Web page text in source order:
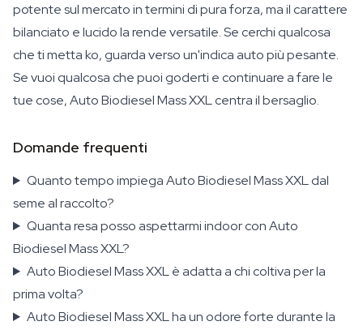
potente sul mercato in termini di pura forza, ma il carattere
bilanciato e lucido la rende versatile. Se cerchi qualcosa
che ti metta ko, guarda verso un'indica auto più pesante.
Se vuoi qualcosa che puoi goderti e continuare a fare le
tue cose, Auto Biodiesel Mass XXL centra il bersaglio.
Domande frequenti
Quanto tempo impiega Auto Biodiesel Mass XXL dal
seme al raccolto?
Quanta resa posso aspettarmi indoor con Auto
Biodiesel Mass XXL?
Auto Biodiesel Mass XXL è adatta a chi coltiva per la
prima volta?
Auto Biodiesel Mass XXL ha un odore forte durante la